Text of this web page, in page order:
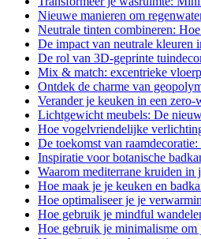
Nieuwe manieren om
Neutrale tinten combineren:
De impact van neutrale kleuren
De rol van 3D-geprinte
Mix & match: excentrieke
Ontdek de charme van
Verander je keuken in een zero-
Lichtgewicht meubels: De
Hoe vogelvriendelijke
De toekomst van
Inspiratie voor botanische
Waarom mediterrane kruiden in
Hoe maak je je keuken en
Hoe optimaliseer je je
Hoe gebruik je mindful
Hoe gebruik je minimalisme om